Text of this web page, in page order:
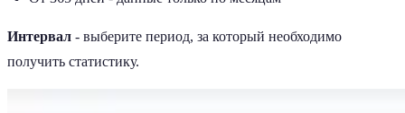
Интервал - выберите период, за который необходимо
получить статистику.